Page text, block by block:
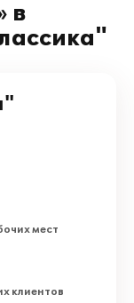
в
мест
клиентов